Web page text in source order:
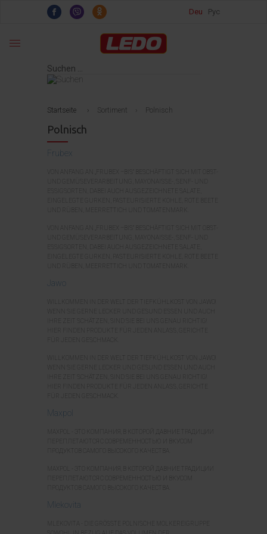
Deu Рус
Startseite › Sortiment › Polnisch
Polnisch
Frubex
„FRUBEX –BIS”
BESCHÄFTIGT SICH MIT OBST-
UND GEMÜSEVERARBEITUNG, MAYONAISSE-, SENF- UND
ESSIGSORTEN, DABEI AUCH AUSGEZEICHNETE SALATE,
EINGELEGTE GURKEN, PASTEURISIERTE KOHLE, ROTE BEETE
UND RÜBEN, MEERRETTICH UND TOMATENMARK.
„FRUBEX –BIS”
BESCHÄFTIGT SICH MIT OBST-
UND GEMÜSEVERARBEITUNG, MAYONAISSE-, SENF- UND
ESSIGSORTEN, DABEI AUCH AUSGEZEICHNETE SALATE,
EINGELEGTE GURKEN, PASTEURISIERTE KOHLE, ROTE BEETE
UND RÜBEN, MEERRETTICH UND TOMATENMARK.
Jawo
WILLKOMMEN IN DER WELT DER TIEFKÜHLKOST VON JAWO!
WENN SIE GERNE LECKER UND GESUND ESSEN UND AUCH
IHRE ZEIT SCHÄTZEN, SIND SIE BEI UNS GENAU RICHTIG!
WILLKOMMEN IN DER WELT DER TIEFKÜHLKOST VON JAWO!
WENN SIE GERNE LECKER UND GESUND ESSEN UND AUCH
IHRE ZEIT SCHÄTZEN, SIND SIE BEI UNS GENAU RICHTIG!
Maxpol
MAXPOL - ЭТО КОМПАНИЯ, В КОТОРОЙ ДАВНИЕ ТРАДИЦИИ
ПЕРЕПЛЕТАЮТСЯ С СОВРЕМЕННОСТЬЮ И ВКУСОМ
ПРОДУКТОВ САМОГО ВЫСОКОГО КАЧЕСТВА.
MAXPOL - ЭТО КОМПАНИЯ, В КОТОРОЙ ДАВНИЕ ТРАДИЦИИ
ПЕРЕПЛЕТАЮТСЯ С СОВРЕМЕННОСТЬЮ И ВКУСОМ
ПРОДУКТОВ САМОГО ВЫСОКОГО КАЧЕСТВА.
Mlekovita